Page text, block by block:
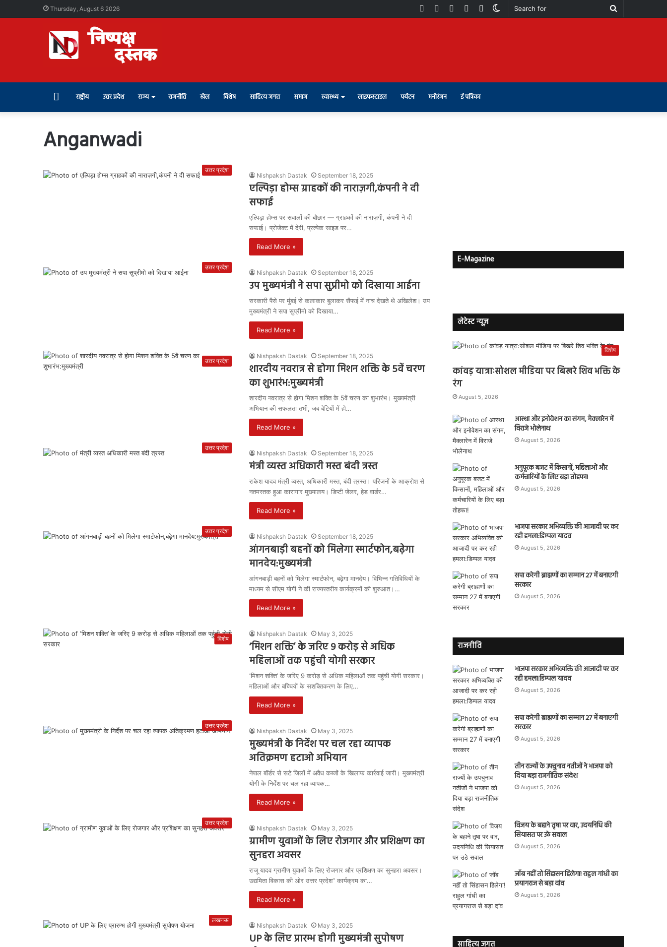
Thursday, August 6 2026
Search
Switch
Telegram
Instagram
Youtube
Facebook
राष्ट्रीय उत्तर प्रदेश राज्य राजनीति खेल विशेष साहित्य जगत समाज स्वास्थ्य लाइफस्टाइल पर्यटन मनोरंजन ई पत्रिका
Anganwadi
उत्तर प्रदेश
Nishpaksh Dastak September 18, 2025
एल्पिड़ा होम्स ग्राहकों की नाराज़गी,कंपनी ने दी
सफाई
एल्पिड़ा होम्स पर सवालों की बौछार — ग्राहकों की नाराज़गी, कंपनी ने दी
सफाई। प्रोजेक्ट में देरी, प्रत्येक साइड पर…
Read More »
उत्तर प्रदेश
Nishpaksh Dastak September 18, 2025
उप मुख्यमंत्री ने सपा सुप्रीमो को दिखाया आईना
सरकारी पैसे पर मुंबई से कलाकार बुलाकर सैफई में नाच देखते थे अखिलेश। उप
मुख्यमंत्री ने सपा सुप्रीमो को दिखाया…
Read More »
उत्तर प्रदेश
Nishpaksh Dastak September 18, 2025
शारदीय नवरात्र से होगा मिशन शक्ति के 5वें चरण
का शुभारंभ:मुख्यमंत्री
शारदीय नवरात्र से होगा मिशन शक्ति के 5वें चरण का शुभारंभ। मुख्यमंत्री
अभियान की सफलता तभी, जब बेटियों में हो…
Read More »
उत्तर प्रदेश
Nishpaksh Dastak September 18, 2025
मंत्री व्यस्त अधिकारी मस्त बंदी त्रस्त
राकेश यादव मंत्री व्यस्त, अधिकारी मस्त, बंदी त्रस्त। परिजनों के आक्रोश से
नतमस्तक हुआ कारागार मुख्यालय। डिप्टी जेलर, हेड वार्डर…
Read More »
उत्तर प्रदेश
Nishpaksh Dastak September 18, 2025
आंगनबाड़ी बहनों को मिलेगा स्मार्टफोन,बढ़ेगा
मानदेय:मुख्यमंत्री
आंगनबाड़ी बहनों को मिलेगा स्मार्टफोन, बढ़ेगा मानदेय। विभिन्न गतिविधियों के
माध्यम से सीएम योगी ने की राज्यस्तरीय कार्यक्रमों की शुरुआत।…
Read More »
विशेष
Nishpaksh Dastak May 3, 2025
‘मिशन शक्ति’ के जरिए 9 करोड़ से अधिक
महिलाओं तक पहुंची योगी सरकार
‘मिशन शक्ति’ के जरिए 9 करोड़ से अधिक महिलाओं तक पहुंची योगी सरकार।
महिलाओं और बच्चियों के सशक्तिकरण के लिए…
Read More »
उत्तर प्रदेश
Nishpaksh Dastak May 3, 2025
मुख्यमंत्री के निर्देश पर चल रहा व्यापक
अतिक्रमण हटाओ अभियान
नेपाल बॉर्डर से सटे जिलों में अवैध कब्जों के खिलाफ कार्रवाई जारी। मुख्यमंत्री
योगी के निर्देश पर चल रहा व्यापक…
Read More »
उत्तर प्रदेश
Nishpaksh Dastak May 3, 2025
ग्रामीण युवाओं के लिए रोजगार और प्रशिक्षण का
सुनहरा अवसर
राजू यादव ग्रामीण युवाओं के लिए रोजगार और प्रशिक्षण का सुनहरा अवसर।
उद्यमिता विकास की ओर उत्तर प्रदेश” कार्यक्रम का…
Read More »
लखनऊ
Nishpaksh Dastak May 3, 2025
UP के लिए प्रारम्भ होगी मुख्यमंत्री सुपोषण
E-Magazine
लेटेस्ट न्यूज़
विशेष
कांवड़ यात्राःसोशल मीडिया पर बिखरे शिव भक्ति के
रंग
August 5, 2026
आस्था और इनोवेशन का संगम, मैक्लारेन में
विराजे भोलेनाथ
August 5, 2026
अनुपूरक बजट में किसानों, महिलाओं और
कर्मचारियों के लिए बड़ा तोहफा!
August 5, 2026
भाजपा सरकार अभिव्यक्ति की आजादी पर कर
रही हमला:डिम्पल यादव
August 5, 2026
सपा करेगी ब्राह्मणों का सम्मान 27 में बनाएगी
सरकार
August 5, 2026
राजनीति
भाजपा सरकार अभिव्यक्ति की आजादी पर कर
रही हमला:डिम्पल यादव
August 5, 2026
सपा करेगी ब्राह्मणों का सम्मान 27 में बनाएगी
सरकार
August 5, 2026
तीन राज्यों के उपचुनाव नतीजों ने भाजपा को
दिया बड़ा राजनीतिक संदेश
August 5, 2026
विजय के बहाने तृषा पर वार, उदयनिधि की
सियासत पर उठे सवाल
August 5, 2026
जॉब नहीं तो सिंहासन हिलेगा! राहुल गांधी का
प्रयागराज से बड़ा दांव
August 5, 2026
साहित्य जगत